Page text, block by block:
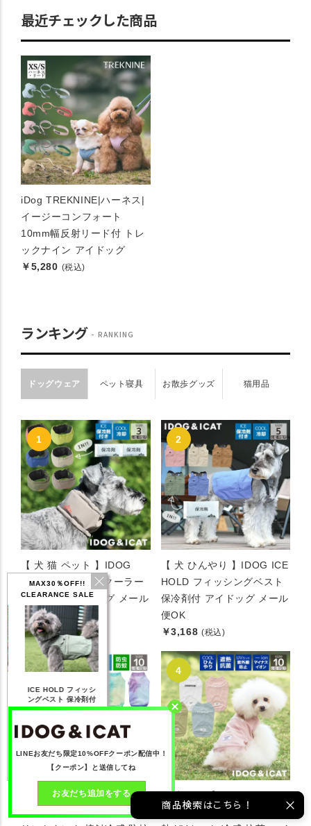
MAX30％OFF!!
CLEARANCE SALE
IDOG ICE HOLD ネ
ッククーラー 保冷剤
付
円(税込み)
詳しく見る
テックタンク 遮熱
UVカット
【20％OFF】2,200
円(税込み)
詳しく見る
リフレッシングバンダ
ナ
【20％OFF】1,144
円(税込み)
詳しく見る
最近チェックした商品
iDog TREKNINE|ハーネス|
イージーコンフォート
10mm幅反射リード付 トレ
ックナイン アイドッグ
￥5,280 (税込)
ランキング RANKING
ドッグウェア ペット寝具 お散歩グッズ 猫用品
【 犬 猫 ペット 】IDOG
ICE HOLD ネッククーラー
保冷剤付 アイドッグ メール
便OK
￥1,760
(税込)
【 犬 ひんやり 】IDOG ICE
HOLD フィッシングベスト
保冷剤付 アイドッグ メール
便OK
￥3,168 (税込)
【 防虫 涼感 犬服 春夏 】
iDog COOL+MOSCAPE プ
UVARMOR テックタンク 遮
LINEお友だち限定10%OFFクーポン配信中！
【クーポン】と送信してね
お友だち追加をする
商品検索はこちら！